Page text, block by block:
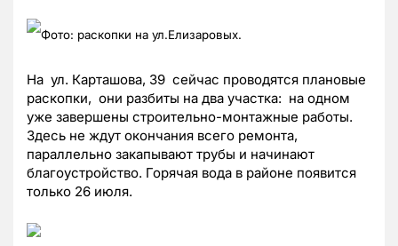
Фото: раскопки на ул.Елизаровых.
На ул. Карташова, 39 сейчас проводятся плановые
раскопки, они разбиты на два участка: на одном
уже завершены строительно-монтажные работы.
Здесь не ждут окончания всего ремонта,
параллельно закапывают трубы и начинают
благоустройство. Горячая вода в районе появится
только 26 июля.